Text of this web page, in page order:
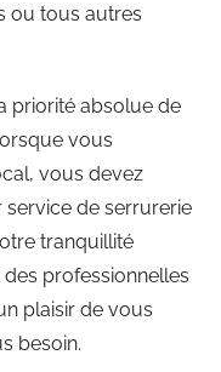
ou tous autres
priorité absolue de
vous
vous devez
de serrurerie
tranquillité
des professionnelles
plaisir de vous
besoin.